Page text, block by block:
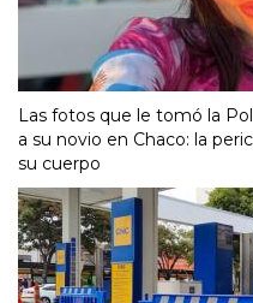
Las fotos que le tomó la
a su novio en Chaco: la
su cuerpo